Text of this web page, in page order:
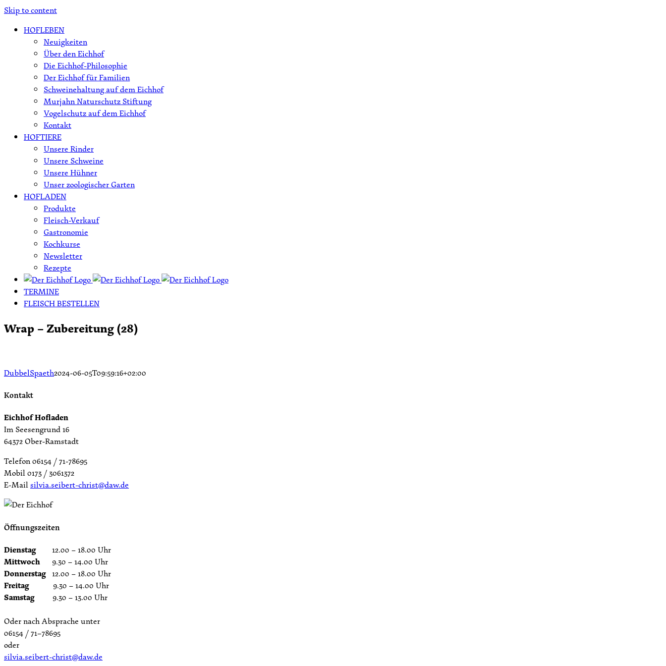
Skip to content
HOFLEBEN
Neuigkeiten
Über den Eichhof
Die Eichhof-Philosophie
Der Eichhof für Familien
Schweinehaltung auf dem Eichhof
Murjahn Naturschutz Stiftung
Vogelschutz auf dem Eichhof
Kontakt
HOFTIERE
Unsere Rinder
Unsere Schweine
Unsere Hühner
Unser zoologischer Garten
HOFLADEN
Produkte
Fleisch-Verkauf
Gastronomie
Kochkurse
Newsletter
Rezepte
TERMINE
FLEISCH BESTELLEN
Wrap – Zubereitung (28)
DubbelSpaeth2024-06-05T09:59:16+02:00
Kontakt
Eichhof Hofladen
Im Seesengrund 16
64372 Ober-Ramstadt
Telefon 06154 / 71-78695
Mobil 0173 / 3061372
E-Mailsilvia.seibert-christ@daw.de
Öffnungszeiten
Dienstag 12.00 – 18.00 Uhr
Mittwoch 9.30 – 14.00 Uhr
Donnerstag 12.00 – 18.00 Uhr
Freitag 9.30 – 14.00 Uhr
Samstag 9.30 – 13.00 Uhr
Oder nach Absprache unter
06154 / 71–78695
oder
silvia.seibert-christ@daw.de